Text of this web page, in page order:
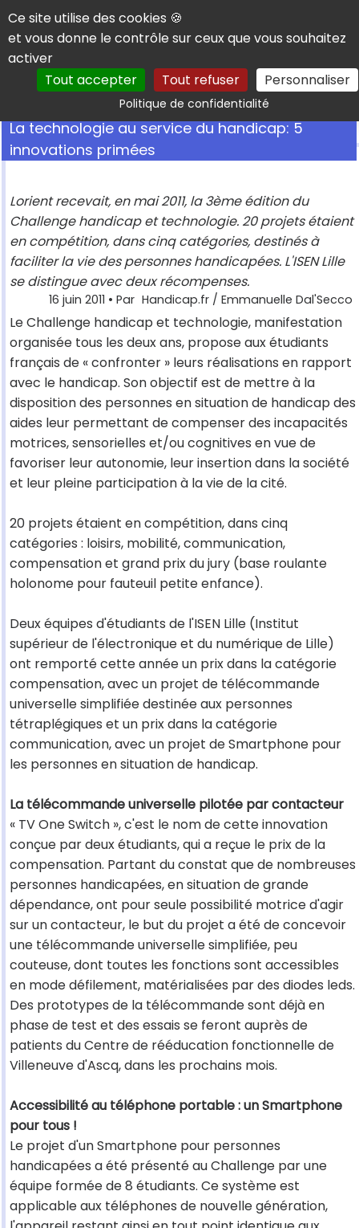
Panneau de gestion des cookies
Ce site utilise des cookies 🍪
et vous donne le contrôle sur ceux que vous souhaitez
activer
Tout accepter
Tout refuser Personnaliser
Politique de confidentialitéRechercher
La technologie au service du handicap: 5
innovations primées
Lorient recevait, en mai 2011, la 3ème édition du
Challenge handicap et technologie. 20 projets étaient
en compétition, dans cinq catégories, destinés à
faciliter la vie des personnes handicapées. L'ISEN Lille
se distingue avec deux récompenses.
16 juin 2011 • Par Handicap.fr / Emmanuelle Dal'Secco
Le Challenge handicap et technologie, manifestation
organisée tous les deux ans, propose aux étudiants
français de « confronter » leurs réalisations en rapport
avec le handicap. Son objectif est de mettre à la
disposition des personnes en situation de handicap des
aides leur permettant de compenser des incapacités
motrices, sensorielles et/ou cognitives en vue de
favoriser leur autonomie, leur insertion dans la société
et leur pleine participation à la vie de la cité.
20 projets étaient en compétition, dans cinq
catégories : loisirs, mobilité, communication,
compensation et grand prix du jury (base roulante
holonome pour fauteuil petite enfance).
Deux équipes d'étudiants de l'ISEN Lille (Institut
supérieur de l'électronique et du numérique de Lille)
ont remporté cette année un prix dans la catégorie
compensation, avec un projet de télécommande
universelle simplifiée destinée aux personnes
tétraplégiques et un prix dans la catégorie
communication, avec un projet de Smartphone pour
les personnes en situation de handicap.
La télécommande universelle pilotée par contacteur
« TV One Switch », c'est le nom de cette innovation
conçue par deux étudiants, qui a reçue le prix de la
compensation. Partant du constat que de nombreuses
personnes handicapées, en situation de grande
dépendance, ont pour seule possibilité motrice d'agir
sur un contacteur, le but du projet a été de concevoir
une télécommande universelle simplifiée, peu
couteuse, dont toutes les fonctions sont accessibles
en mode défilement, matérialisées par des diodes leds.
Des prototypes de la télécommande sont déjà en
phase de test et des essais se feront auprès de
patients du Centre de rééducation fonctionnelle de
Villeneuve d'Ascq, dans les prochains mois.
Accessibilité au téléphone portable : un Smartphone
pour tous !
Le projet d'un Smartphone pour personnes
handicapées a été présenté au Challenge par une
équipe formée de 8 étudiants. Ce système est
applicable aux téléphones de nouvelle génération,